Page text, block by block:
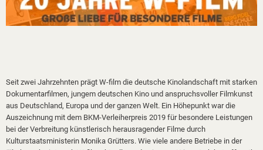
Seit zwei Jahrzehnten prägt W-film die deutsche Kinolandschaft mit starken
Dokumentarfilmen, jungem deutschen Kino und anspruchsvoller Filmkunst
aus Deutschland, Europa und der ganzen Welt. Ein Höhepunkt war die
Auszeichnung mit dem BKM-Verleiherpreis 2019 für besondere Leistungen
bei der Verbreitung künstlerisch herausragender Filme durch
Kulturstaatsministerin Monika Grütters. Wie viele andere Betriebe in der